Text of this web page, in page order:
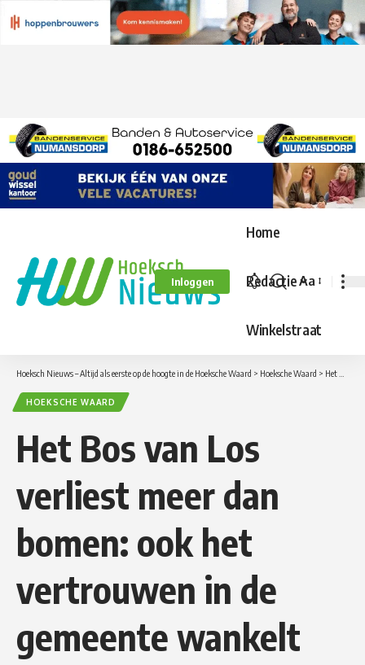
Home
Redactie
Winkelstraat
Inloggen Aa
Hoeksch Nieuws – Altijd als eerste op de hoogte in de Hoeksche Waard > Hoeksche Waard > Het Bos van Los verliest meer dan bomen: ook het vertrouwen in de gemeente wankelt
HOEKSCHE WAARD
Het Bos van Los
verliest meer dan
bomen: ook het
vertrouwen in de
gemeente wankelt